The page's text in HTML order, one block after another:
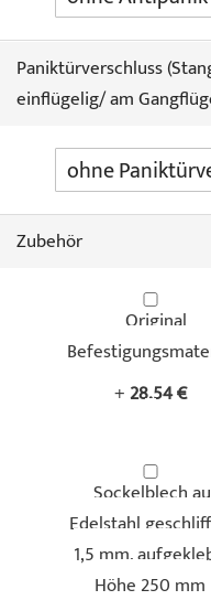
Paniktürverschluss
einflügelig/ am
Zubehör
Original
+28,54 €
Sockelblech
Edelstahl
1,5 mm,
Höhe 250 mm